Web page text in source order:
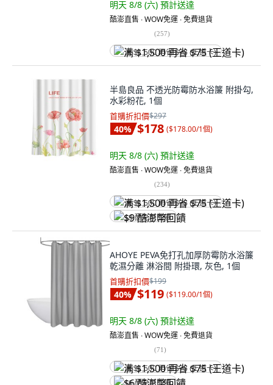
明天 8/8 (六) 預計送達
酷澎直售 ∙ WOW免運 ∙ 免費退貨
(257)
满 $1,500 再省 $75 (王道卡)
半島良品 不透光防霉防水浴簾 附掛勾,
水彩粉花, 1個
首購折扣價$297
40% $178 ($178.00/1個)
明天 8/8 (六) 預計送達
酷澎直售 ∙ WOW免運 ∙ 免費退貨
(234)
满 $1,500 再省 $75 (王道卡)
$9 酷澎幣回饋
AHOYE PEVA免打孔加厚防霉防水浴簾
乾濕分離 淋浴間 附掛環, 灰色, 1個
首購折扣價$199
40% $119 ($119.00/1個)
明天 8/8 (六) 預計送達
酷澎直售 ∙ WOW免運 ∙ 免費退貨
(71)
满 $1,500 再省 $75 (王道卡)
$6 酷澎幣回饋